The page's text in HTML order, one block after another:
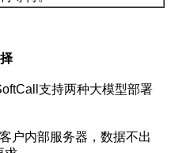
支持两种大模型部署
户内部服务器，数据不出